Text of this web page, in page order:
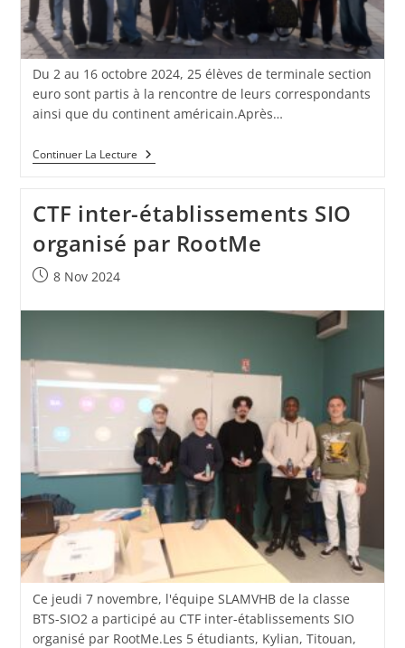
Du 2 au 16 octobre 2024, 25 élèves de terminale section
euro sont partis à la rencontre de leurs correspondants
ainsi que du continent américain.Après…
Continuer La Lecture
CTF inter-établissements SIO
organisé par RootMe
8 Nov 2024
Ce jeudi 7 novembre, l'équipe SLAMVHB de la classe
BTS-SIO2 a participé au CTF inter-établissements SIO
organisé par RootMe.Les 5 étudiants, Kylian, Titouan,